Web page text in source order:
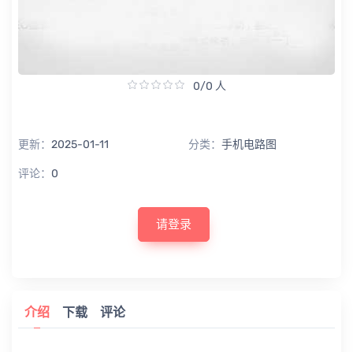
0/0 人
更新： 2025-01-11 分类： 手机电路图
评论： 0
请登录
介绍 下载 评论